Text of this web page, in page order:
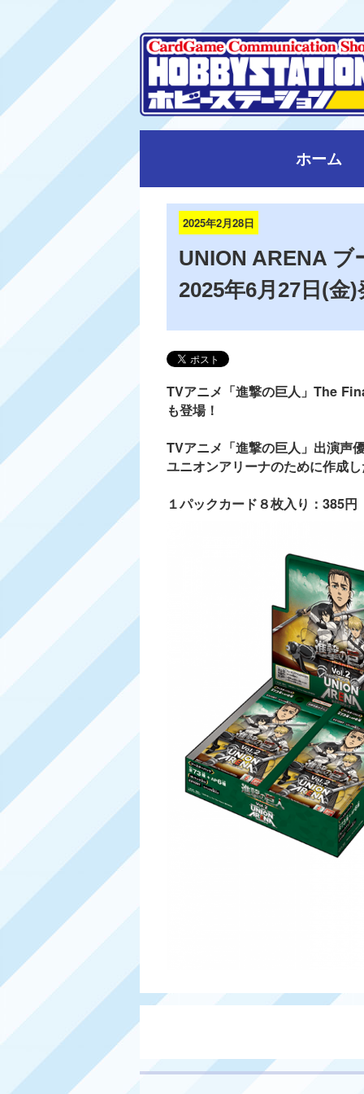
ホーム
2025年2月28日
UNION ARENA ブ
2025年6月27日(金)
TVアニメ「進撃の巨人」The
も登場！
TVアニメ「進撃の巨人」出演声
ユニオンアリーナのために作成
１パックカード８枚入り：385